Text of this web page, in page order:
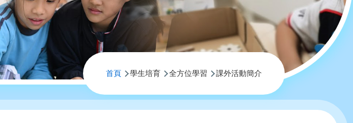
航
連
首頁 學生培育 全方位學習 課外活動簡介